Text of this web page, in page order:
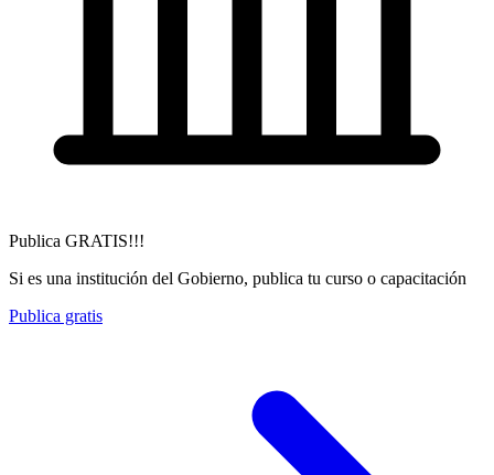
Publica GRATIS!!!
Si es una institución del Gobierno, publica tu curso o capacitación
Publica gratis